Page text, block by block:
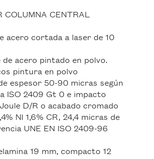
COLUMNA CENTRAL
acero cortada a laser de 10
de acero pintado en polvo.
pintura en polvo
espesor 50-90 micras según
ISO 2409 Gt 0 e impacto
D/R o acabado cromado
NI 1,6% CR, 24,4 micras de
UNE EN ISO 2409-96
19 mm, compacto 12